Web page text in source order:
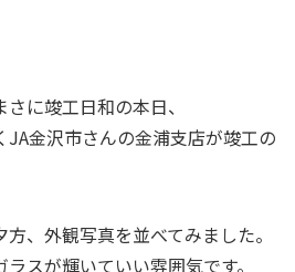
に竣工日和の本日、
金沢市さんの金浦支店が竣工の
、外観写真を並べてみました。
スが輝いていい雰囲気です。